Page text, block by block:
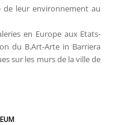
de leur environnement au
en Europe aux Etats-
du B.Art-Arte in Barriera
sur les murs de la ville de